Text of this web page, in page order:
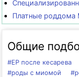
Платные роддома
Общие
#ЕР после кесарева
#роды с миомой